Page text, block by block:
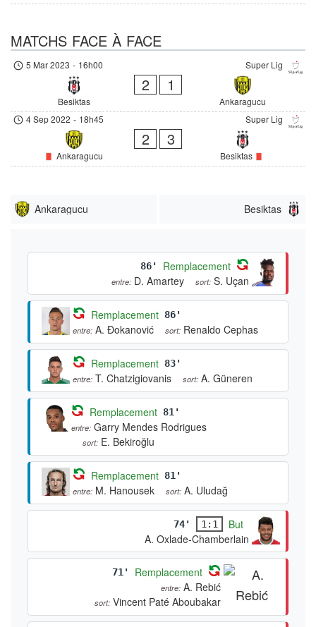
MATCHS FACE À FACE
Super Lig
5 Mar 2023 - 16h00
Besiktas
2 1
Ankaragucu
Super Lig
4 Sep 2022 - 18h45
Ankaragucu
2 3
Besiktas
Ankaragucu Besiktas
86' Remplacement
entre: D. Amartey sort: S. Uçan
Remplacement 86'
entre: A. Đokanović sort: Renaldo Cephas
Remplacement 83'
entre: T. Chatzigiovanis sort: A. Güneren
Remplacement 81'
entre: Garry Mendes Rodrigues
sort: E. Bekiroğlu
Remplacement 81'
entre: M. Hanousek sort: A. Uludağ
74' 1:1
But
A. Oxlade-Chamberlain
71' Remplacement
entre: A. Rebić
sort: Vincent Paté Aboubakar